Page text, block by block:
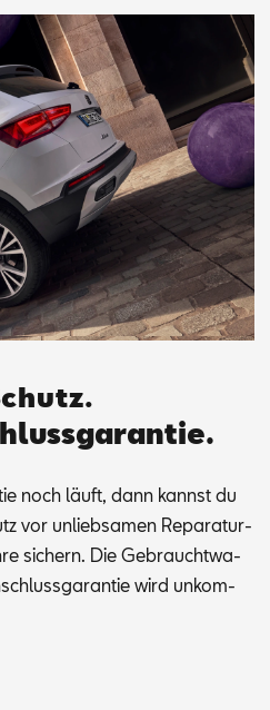
noch läuft, dann kannst du
vor un­lieb­sa­men Re­pa­ra­tur­
si­chern. Die Ge­braucht­wa­
wird un­kom­